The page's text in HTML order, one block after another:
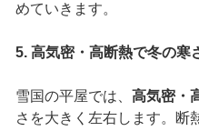
めていきます。
5. 高気密・高断熱で冬の寒
雪国の平屋では、 高気密・
さを大きく左右します。断